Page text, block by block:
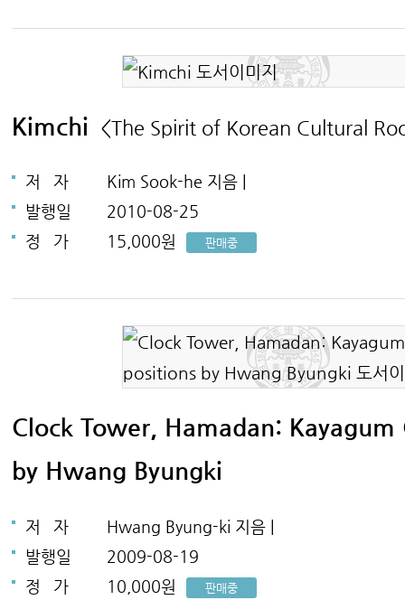
Kimchi <The Spirit of Korean Cultural
저 자
Kim Sook-he 지음 |
발행일
2010-08-25
정
가 15,000원 판매중
Clock Tower, Hamadan: Kayagum
by Hwang Byungki
저 자
Hwang Byung-ki 지음 |
발행일
2009-08-19
정
가 10,000원 판매중